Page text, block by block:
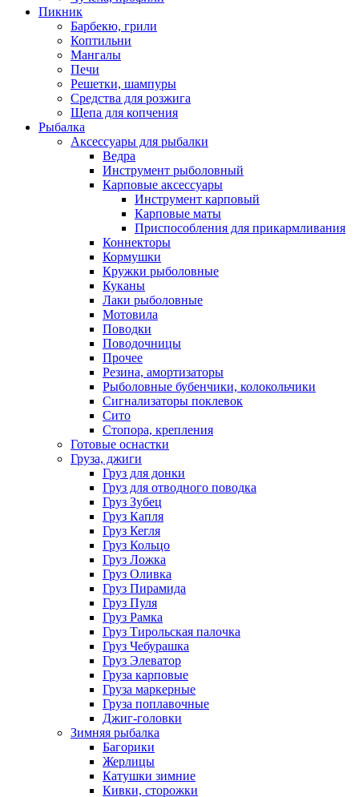
Пикник
Барбекю, грили
Коптильни
Мангалы
Печи
Решетки, шампуры
Средства для розжига
Щепа для копчения
Рыбалка
Аксессуары для рыбалки
Ведра
Инструмент рыболовный
Карповые аксессуары
Инструмент карповый
Карповые маты
Приспособления для прикармливания
Коннекторы
Кормушки
Кружки рыболовные
Куканы
Лаки рыболовные
Мотовила
Поводки
Поводочницы
Прочее
Резина, амортизаторы
Рыболовные бубенчики, колокольчики
Сигнализаторы поклевок
Сито
Стопора, крепления
Готовые оснастки
Груза, джиги
Груз для донки
Груз для отводного поводка
Груз Зубец
Груз Капля
Груз Кегля
Груз Кольцо
Груз Ложка
Груз Оливка
Груз Пирамида
Груз Пуля
Груз Рамка
Груз Тирольская палочка
Груз Чебурашка
Груз Элеватор
Груза карповые
Груза маркерные
Груза поплавочные
Джиг-головки
Зимняя рыбалка
Багорики
Жерлицы
Катушки зимние
Кивки, сторожки